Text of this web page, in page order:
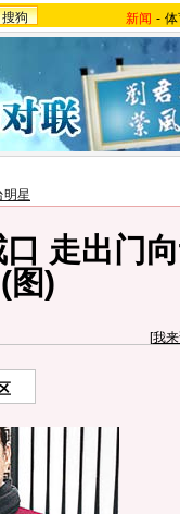
搜狗 新闻 -
明星
走出门
(图)
[我